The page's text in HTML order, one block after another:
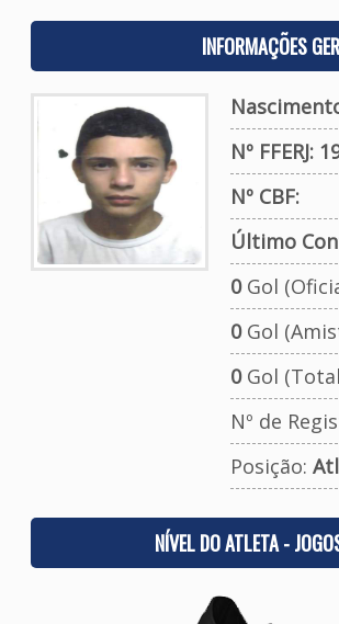
INFORMAÇÕES
Nº FFERJ:
Nº CBF:
Último
0Gol
0Gol
0Gol
Nº de
Posição:
NÍVEL DO ATLETA -